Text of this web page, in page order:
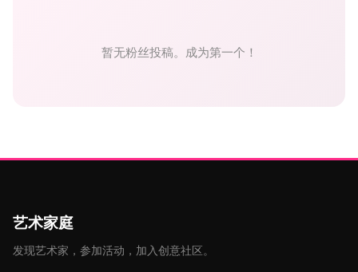
暂无粉丝投稿。成为第一个！
艺术家庭
发现艺术家，参加活动，加入创意社区。